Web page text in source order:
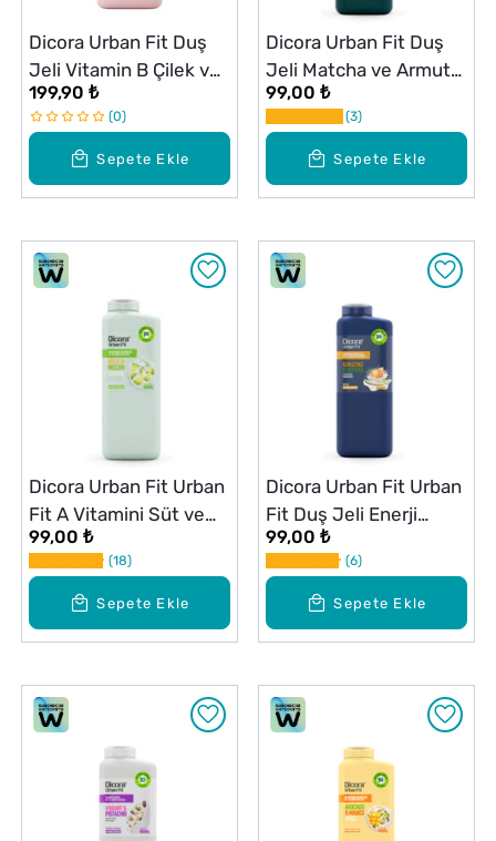
Sepete Ekle
Dicora Urban Fit Duş
Jeli Vitamin B Çilek ve
Süt 825 ml
199,90 ₺
0
Sepete Ekle
Dicora Urban Fit Duş
Jeli Matcha ve Armut
400 ml
99,00 ₺
3
Sepete Ekle
Dicora Urban Fit Urban
Fit A Vitamini Süt ve
Kavun Duş Jeli 400 ml
99,00 ₺
18
Sepete Ekle
Dicora Urban Fit Urban
Fit Duş Jeli Enerji
Vetiver & Ginseng 400
ml
99,00 ₺
6